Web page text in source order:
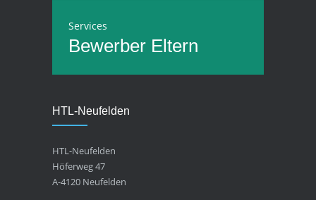
Services
Bewerber Eltern
HTL-Neufelden
HTL-Neufelden
Höferweg 47
A-4120 Neufelden